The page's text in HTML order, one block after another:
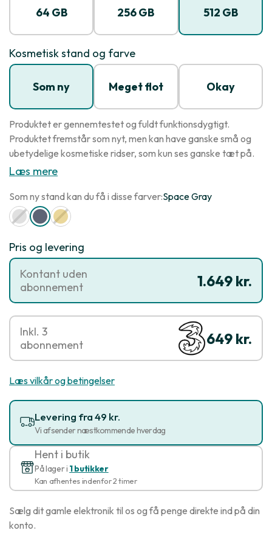
64 GB 256 GB 512 GB
Kosmetisk stand og farve
Som ny Meget flot Okay
Produktet er gennemtestet og fuldt funktionsdygtigt.
Produktet fremstår som nyt, men kan have ganske små og
ubetydelige kosmetiske ridser, som kun ses ganske tæt på.
Læs mere
Som ny stand kan du få i disse farver:Space Gray
Pris og levering
1.649 kr.
Kontant uden
abonnement
649 kr.
Inkl. 3
abonnement
Læs vilkår og betingelser
Levering fra 49 kr.
Vi afsender næstkommende hverdag
Hent i butik
På lager i 1 butikker
Kan afhentes indenfor 2 timer
Sælg dit gamle elektronik til os og få penge direkte ind på din
konto.